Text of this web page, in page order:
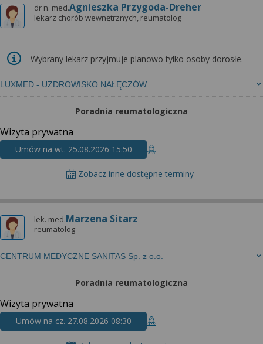
dr n. med.Agnieszka Przygoda-Dreher
lekarz chorób wewnętrznych, reumatolog
LUXMED - UZDROWISKO NAŁĘCZÓW
Wybrany lekarz przyjmuje planowo tylko osoby dorosłe.
Poradnia reumatologiczna
Wizyta prywatna
Umów na wt. 25.08.2026 15:50
Zobacz inne dostępne terminy
lek. med.Marzena Sitarz
reumatolog
CENTRUM MEDYCZNE SANITAS Sp. z o.o.
Poradnia reumatologiczna
Wizyta prywatna
Umów na cz. 27.08.2026 08:30